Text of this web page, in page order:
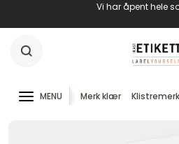
Vi har åpent hele
MENU Merk klær